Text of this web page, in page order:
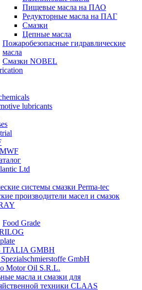
Пищевые масла на ПАО
Редукторные масла на ПАГ
Смазки
Цепные масла
Пожаробезопасные гидравлические
масла
Смазки NOBEL
lubricants
Ltd
системы смазки Perma-tec
производители масел и смазок
Food Grade
ITALIA GMBH
GmbH
Motor Oil S.R.L.
масла и смазки для
техники CLAAS